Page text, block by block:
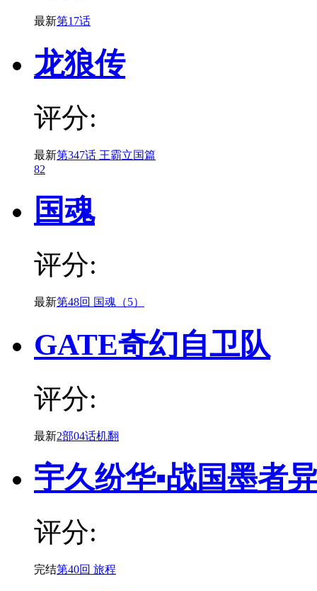
最新第17话
龙狼传
评分:
最新第347话 王霸立国篇
82
国魂
评分:
最新第48回 国魂（5）
GATE奇幻自卫队
评分:
最新2部04话机翻
宇久纷华▪战国墨者
评分:
完结第40回 旅程